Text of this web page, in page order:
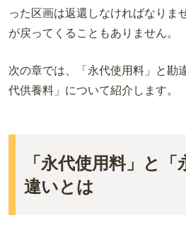
った区画は返還しなければなりま
が戻ってくることもありません。
次の章では、「永代使用料」と勘
代供養料」について紹介します。
「永代使用料」と
違いとは